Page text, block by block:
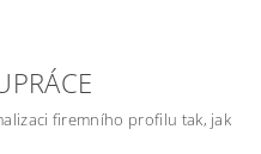
firemního profilu tak, jak